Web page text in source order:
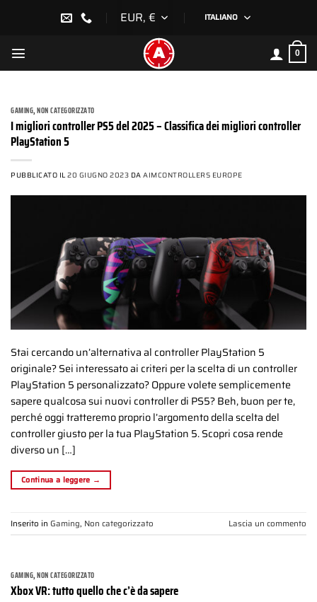
EUR, € ITALIANO
0
GAMING,NON CATEGORIZZATO
I migliori controller PS5 del 2025 – Classifica dei migliori controller
PlayStation 5
PUBBLICATO IL20 GIUGNO 2023 DAAIMCONTROLLERS EUROPE
Stai cercando un’alternativa al controller PlayStation 5
originale? Sei interessato ai criteri per la scelta di un controller
PlayStation 5 personalizzato? Oppure volete semplicemente
sapere qualcosa sui nuovi controller di PS5? Beh, buon per te,
perché oggi tratteremo proprio l’argomento della scelta del
controller giusto per la tua PlayStation 5. Scopri cosa rende
diverso un […]
Continua a leggere →
Inserito in Gaming, Non categorizzato Lascia un commento
GAMING,NON CATEGORIZZATO
Xbox VR: tutto quello che c’è da sapere